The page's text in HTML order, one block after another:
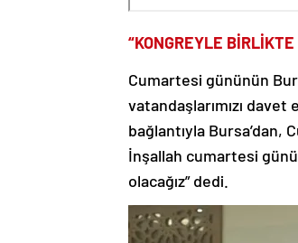
“KONGREYLE
Cumartesi gününün
vatandaşlarımızı
bağlantıyla Bursa’dan,
İnşallah cumartesi günü
olacağız” dedi.